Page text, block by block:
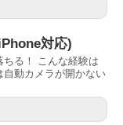
対応)
る！ こんな経験は
自動カメラが開かない